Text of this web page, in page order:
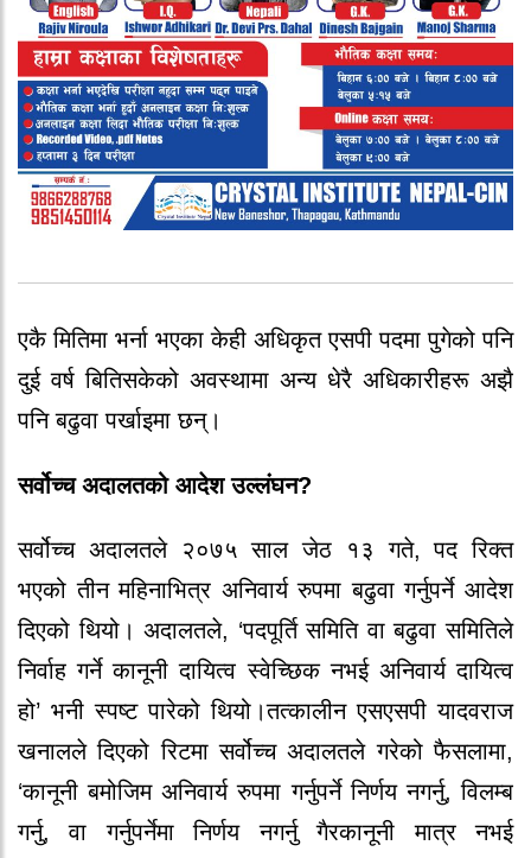
एकै मितिमा भर्ना भएका केही अधिकृत एसपी पदमा पुगेको पनि
दुई वर्ष बितिसकेको अवस्थामा अन्य धेरै अधिकारीहरू अझै
पनि बढुवा पर्खाइमा छन्।
सर्वोच्च अदालतको आदेश उल्लंघन?
सर्वोच्च अदालतले २०७५ साल जेठ १३ गते, पद रिक्त
भएको तीन महिनाभित्र अनिवार्य रुपमा बढुवा गर्नुपर्ने आदेश
दिएको थियो। अदालतले, ‘पदपूर्ति समिति वा बढुवा समितिले
निर्वाह गर्ने कानूनी दायित्व स्वेच्छिक नभई अनिवार्य दायित्व
हो’ भनी स्पष्ट पारेको थियो।तत्कालीन एसएसपी यादवराज
खनालले दिएको रिटमा सर्वोच्च अदालतले गरेको फैसलामा,
‘कानूनी बमोजिम अनिवार्य रुपमा गर्नुपर्ने निर्णय नगर्नु, विलम्ब
गर्नु, वा गर्नुपर्नेमा निर्णय नगर्नु गैरकानूनी मात्र नभई